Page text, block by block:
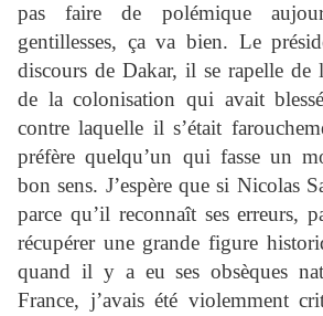
pas faire de polémique
gentillesses, ça va bien. Le
discours de Dakar, il se rapelle de
de la colonisation qui avait
contre laquelle il s’était
préfère quelqu’un qui fasse un
bon sens. J’espère que si Nicolas
parce qu’il reconnaît ses erreurs,
récupérer une grande figure
quand il y a eu ses obsèques
France, j’avais été violemment